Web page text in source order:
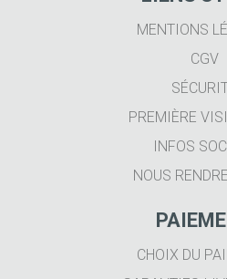
MENTIONS
CGV
PREMIÈRE
INFOS
NOUS
CHOIX DU